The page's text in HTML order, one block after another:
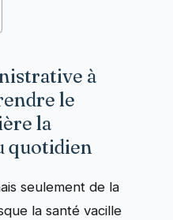
à
le
la
quotidien
seulement de la
la santé vacille